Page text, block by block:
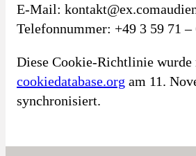
E-Mail: kontakt@ex.com
Telefonnummer: +49 3 59 71 –
Diese Cookie-Richtlinie
cookiedatabase.org am 11.
synchronisiert.